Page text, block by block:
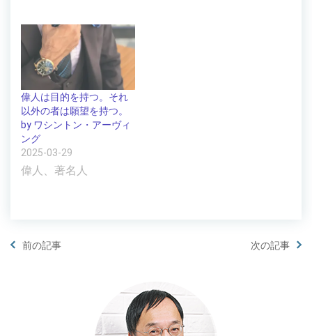
偉人は目的を持つ。それ
以外の者は願望を持つ。
by ワシントン・アーヴィ
ング
2025-03-29
偉人、著名人
前の記事 次の記事